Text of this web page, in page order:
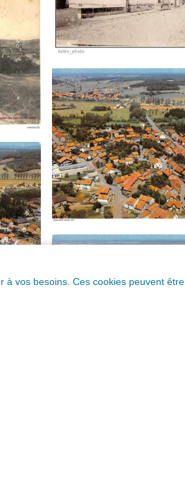
à vos besoins. Ces cookies peuvent être